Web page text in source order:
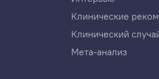
Клинические
Клинический
Мета-анализ